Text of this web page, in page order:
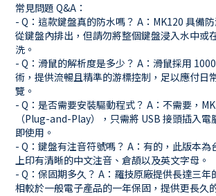
常見問題 Q&A：
- Q：這款鍵盤真的防水嗎？ A：MK120 具備
從鍵盤內排出，但請勿將整個鍵盤浸入水中或
洗。
- Q：滑鼠的解析度是多少？ A：滑鼠採用
術，提供流暢且精準的游標控制，足以應付日
覽。
- Q：是否需要安裝驅動程式？ A：不需要，
（Plug-and-Play），只需將 USB 接頭插入電
即使用。
- Q：鍵盤有注音符號嗎？ A：有的，此版本為
上印有清晰的中文注音、倉頡以及英文字母。
- Q：保固期多久？ A：羅技原廠提供長達三年
相較於一般電子產品的一年保固，提供更長久